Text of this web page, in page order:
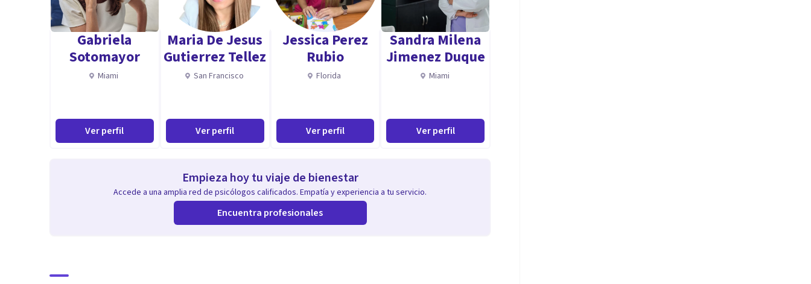
Ansiedad
Miedos
Problemáticas vinculares
Dificultades laborales
Trastornos del sueño
Somatizaciones
Obsesiones
Pensamientos reiterativos
Aptitudes
Gabriela
Sotomayor
Miami
Ver perfil
Maria De Jesus
Gutierrez Tellez
San Francisco
Ver perfil
Jessica Perez
Rubio
Florida
Ver perfil
Sandra Milena
Jimenez Duque
Miami
Ver perfil
Empieza hoy tu viaje de bienestar
Accede a una amplia red de psicólogos calificados. Empatía y experiencia a tu servicio.
Encuentra profesionales